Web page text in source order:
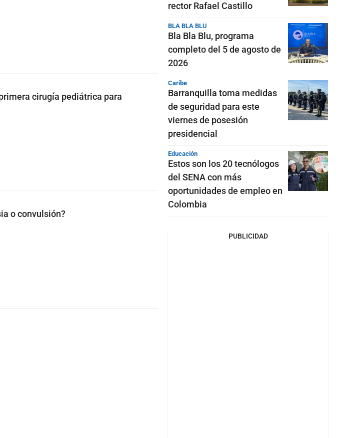
cirugía pediátrica para
o convulsión?
rector Rafael Castillo
BLA BLA BLU
Bla Bla Blu, programa
completo del 5 de agosto de
2026
Caribe
Barranquilla toma medidas
de seguridad para este
viernes de posesión
presidencial
Educación
Estos son los 20 tecnólogos
del SENA con más
oportunidades de empleo en
Colombia
PUBLICIDAD